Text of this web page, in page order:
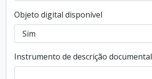
Objeto digital disponível
Instrumento de descrição documental